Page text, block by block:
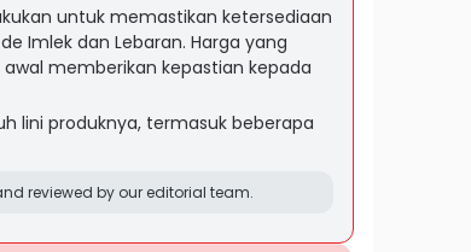
untuk memastikan ketersediaan
Imlek dan Lebaran. Harga yang
memberikan kepastian kepada
lini produknya, termasuk beberapa
reviewed by our editorial team.